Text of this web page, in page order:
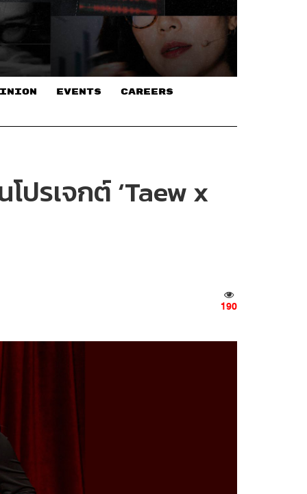
EVENTS CAREERS
ปรเจกต์ ‘Taew x
190